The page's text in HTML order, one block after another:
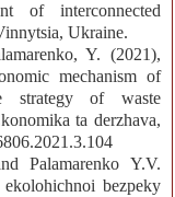
of interconnected
Ukraine.
Y. (2021),
mechanism of
strategy of waste
ta derzhava,
Palamarenko Y.V.
bezpeky